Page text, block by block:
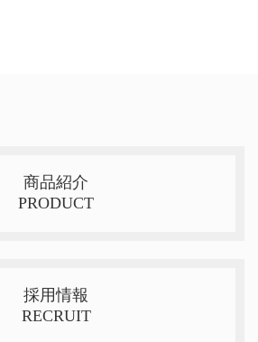
商品紹介
PRODUCT
採用情報
RECRUIT